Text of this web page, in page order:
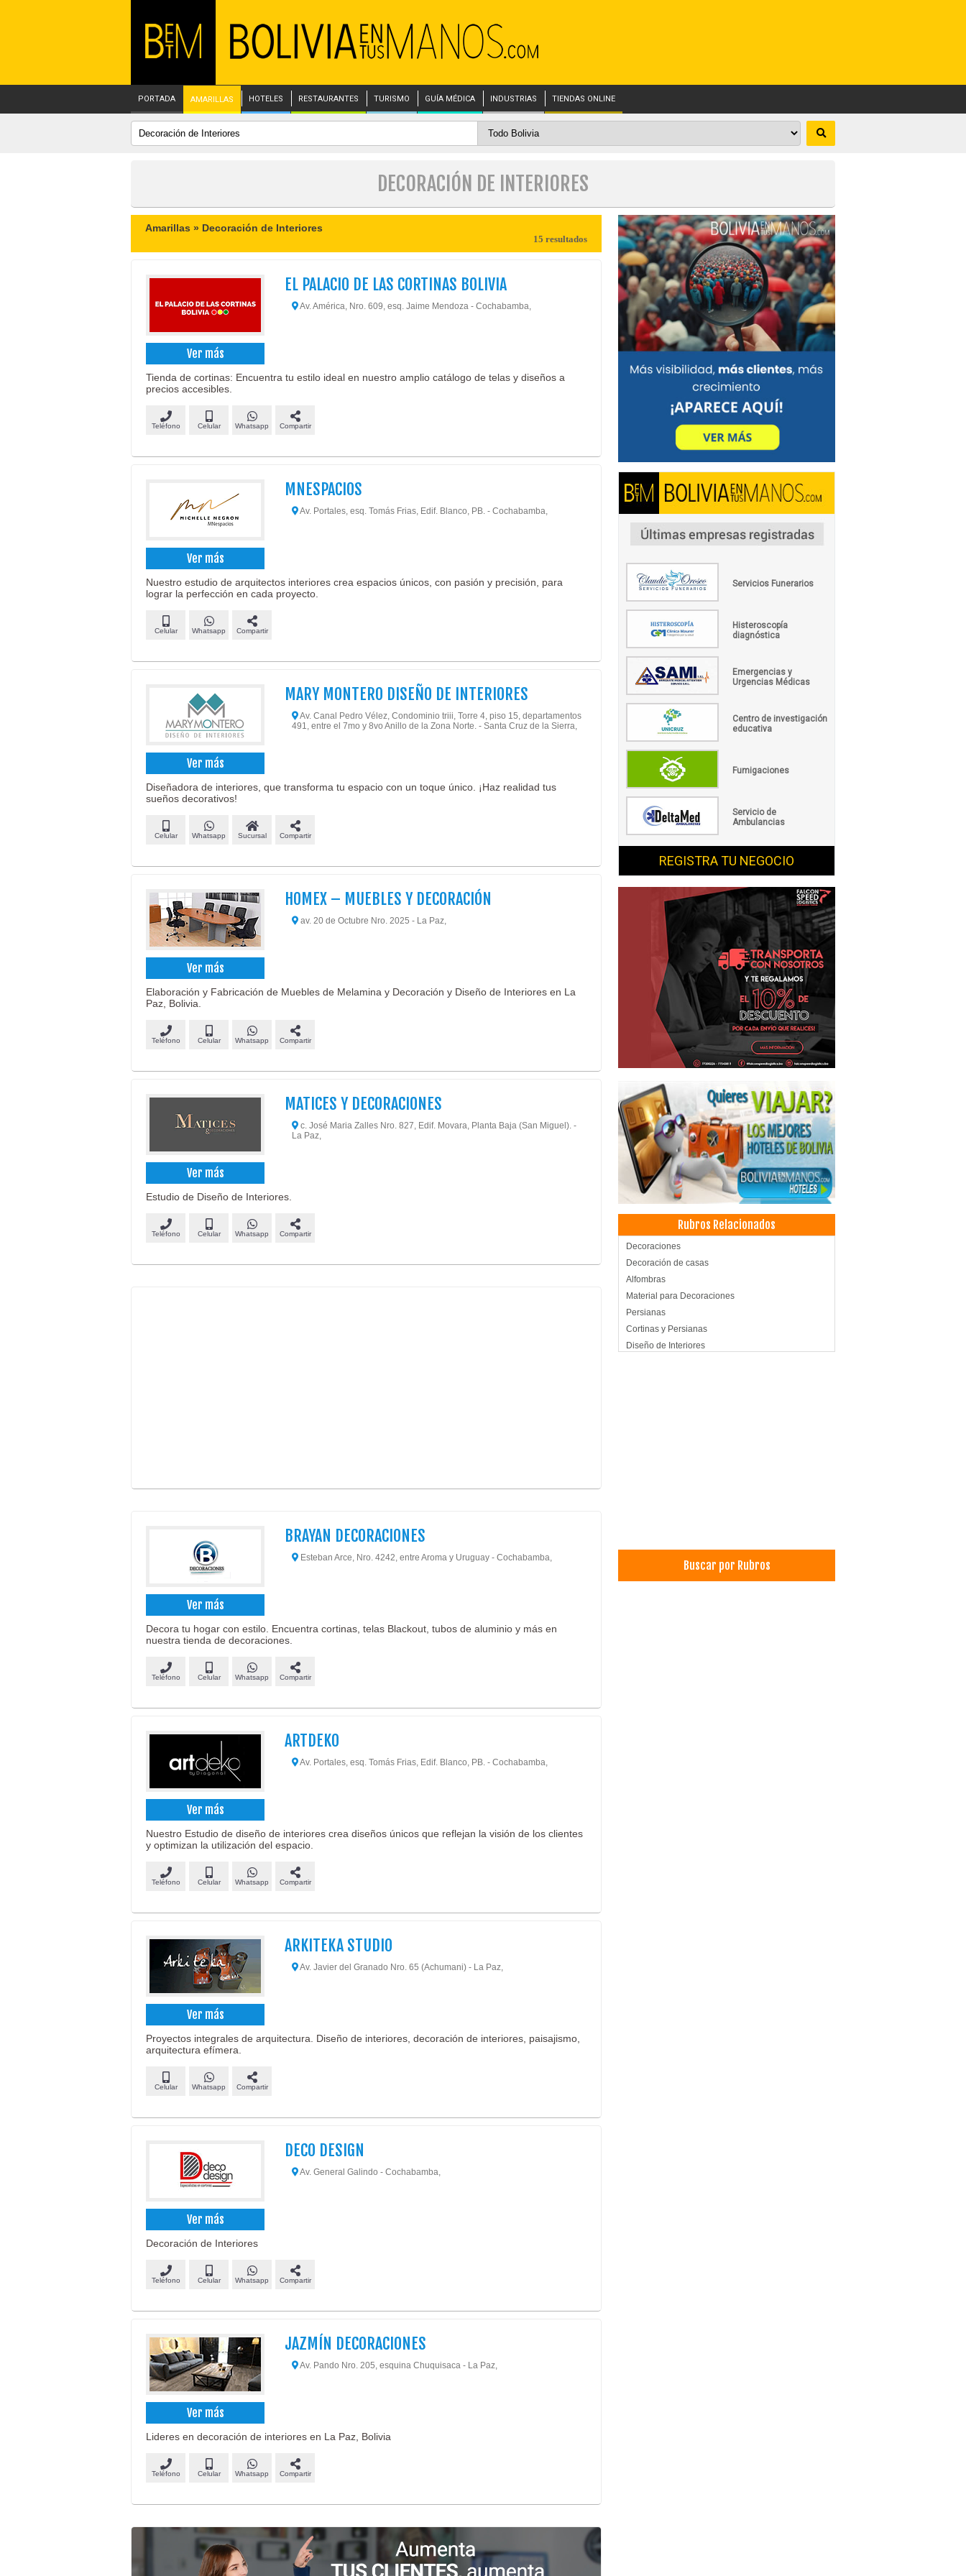
PORTADA AMARILLAS HOTELES RESTAURANTES TURISMO GUÍA MÉDICA INDUSTRIAS TIENDAS ONLINE
DECORACIÓN DE INTERIORES
Amarillas » Decoración de Interiores
15 resultados
Ver más
EL PALACIO DE LAS CORTINAS BOLIVIA
Av. América, Nro. 609, esq. Jaime Mendoza - Cochabamba,
Tienda de cortinas: Encuentra tu estilo ideal en nuestro amplio catálogo de telas y diseños a
precios accesibles.
Teléfono Celular Whatsapp Compartir
Ver más
MNESPACIOS
Av. Portales, esq. Tomás Frias, Edif. Blanco, PB. - Cochabamba,
Nuestro estudio de arquitectos interiores crea espacios únicos, con pasión y precisión, para
lograr la perfección en cada proyecto.
Celular Whatsapp Compartir
Ver más
MARY MONTERO DISEÑO DE INTERIORES
Av. Canal Pedro Vélez, Condominio triii, Torre 4, piso 15, departamentos
491, entre el 7mo y 8vo Anillo de la Zona Norte. - Santa Cruz de la Sierra,
Diseñadora de interiores, que transforma tu espacio con un toque único. ¡Haz realidad tus
sueños decorativos!
Celular Whatsapp Sucursal Compartir
Ver más
HOMEX – MUEBLES Y DECORACIÓN
av. 20 de Octubre Nro. 2025 - La Paz,
Elaboración y Fabricación de Muebles de Melamina y Decoración y Diseño de Interiores en La
Paz, Bolivia.
Teléfono Celular Whatsapp Compartir
Ver más
MATICES Y DECORACIONES
c. José Maria Zalles Nro. 827, Edif. Movara, Planta Baja (San Miguel). -
La Paz,
Estudio de Diseño de Interiores.
Teléfono Celular Whatsapp Compartir
Ver más
BRAYAN DECORACIONES
Esteban Arce, Nro. 4242, entre Aroma y Uruguay - Cochabamba,
Decora tu hogar con estilo. Encuentra cortinas, telas Blackout, tubos de aluminio y más en
nuestra tienda de decoraciones.
Teléfono Celular Whatsapp Compartir
Ver más
ARTDEKO
Av. Portales, esq. Tomás Frias, Edif. Blanco, PB. - Cochabamba,
Nuestro Estudio de diseño de interiores crea diseños únicos que reflejan la visión de los clientes
y optimizan la utilización del espacio.
Teléfono Celular Whatsapp Compartir
Ver más
ARKITEKA STUDIO
Av. Javier del Granado Nro. 65 (Achumani) - La Paz,
Proyectos integrales de arquitectura. Diseño de interiores, decoración de interiores, paisajismo,
arquitectura efímera.
Celular Whatsapp Compartir
Ver más
DECO DESIGN
Av. General Galindo - Cochabamba,
Decoración de Interiores
Teléfono Celular Whatsapp Compartir
Ver más
JAZMÍN DECORACIONES
Av. Pando Nro. 205, esquina Chuquisaca - La Paz,
Lideres en decoración de interiores en La Paz, Bolivia
Teléfono Celular Whatsapp Compartir
Servicios Funerarios
Histeroscopía
diagnóstica
Emergencias y
Urgencias Médicas
Centro de investigación
educativa
Fumigaciones
Servicio de
Ambulancias
REGISTRA TU NEGOCIO
Rubros Relacionados
Decoraciones
Decoración de casas
Alfombras
Material para Decoraciones
Persianas
Cortinas y Persianas
Diseño de Interiores
Buscar por Rubros